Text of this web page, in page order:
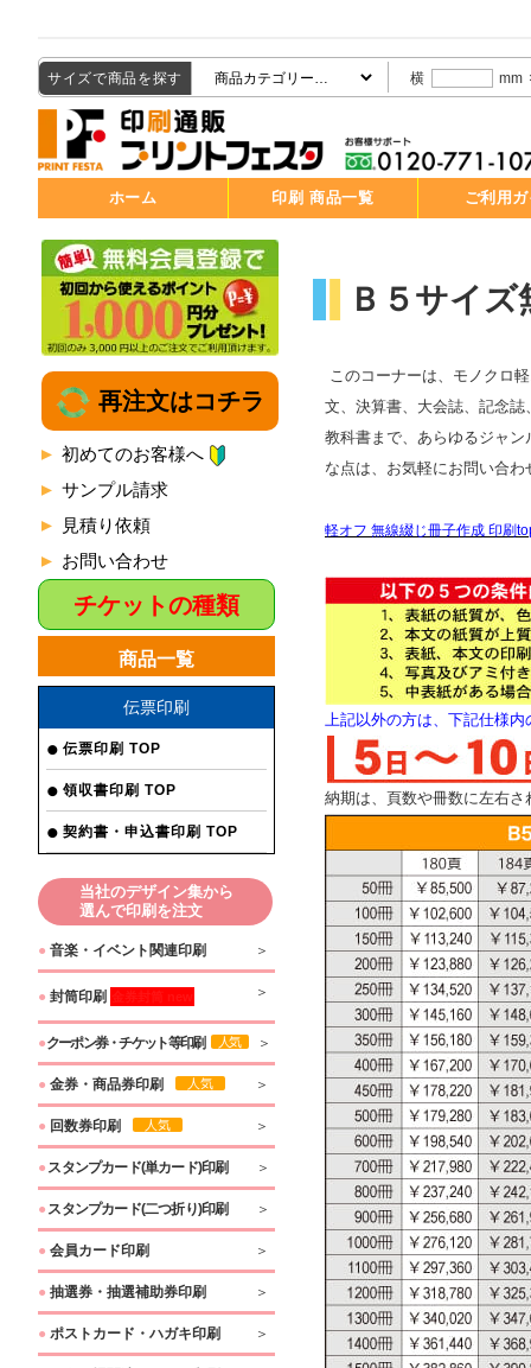
サイズで商品を探す 横 mm
ホーム 印刷 商品一覧 ご利用
再注文はコチラ
初めてのお客様へ
サンプル請求
見積り依頼
お問い合わせ
チケットの種類
商品一覧
伝票印刷
伝票印刷 TOP
領収書印刷 TOP
契約書・申込書印刷 TOP
当社のデザイン集から
選んで印刷を注文
● 音楽・イベント関連印刷
● 封筒印刷
●クーポン券・チケット等印刷 人気
● 金券・商品券印刷 人気
● 回数券印刷 人気
● スタンプカード(単カード)印刷
● スタンプカード(二つ折り)印刷
● 会員カード印刷
● 抽選券・抽選補助券印刷
● ポストカード・ハガキ印刷
Ｂ５サイ
このコーナーは、モノクロ
文、決算書、大会誌、記念
教科書まで、あらゆるジャ
な点は、お気軽にお問い合わ
軽オフ 無線綴じ冊子作成 印刷
上記以外の方は、下記仕様
納期は、頁数や冊数に左右